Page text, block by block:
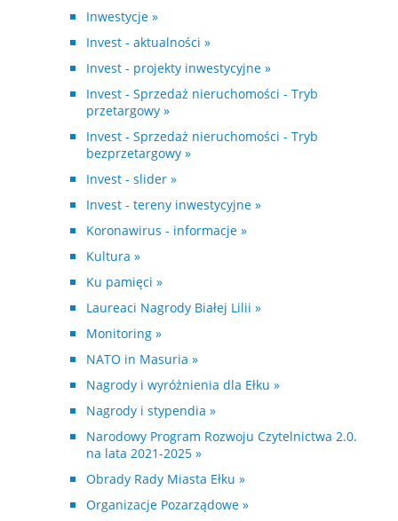
Inwestycje »
Invest - aktualności »
Invest - projekty inwestycyjne »
Invest - Sprzedaż nieruchomości - Tryb
przetargowy »
Invest - Sprzedaż nieruchomości - Tryb
bezprzetargowy »
Invest - slider »
Invest - tereny inwestycyjne »
Koronawirus - informacje »
Kultura »
Ku pamięci »
Laureaci Nagrody Białej Lilii »
Monitoring »
NATO in Masuria »
Nagrody i wyróżnienia dla Ełku »
Nagrody i stypendia »
Narodowy Program Rozwoju Czytelnictwa 2.0.
na lata 2021-2025 »
Obrady Rady Miasta Ełku »
Organizacje Pozarządowe »